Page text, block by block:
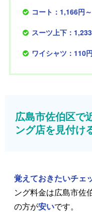
コート：1,166円
スーツ上下：
ワイシャツ：110
広島市佐伯区で
ング店を見付け
覚えておきたいチェ
ング料金は広島市佐
の方が安いです。